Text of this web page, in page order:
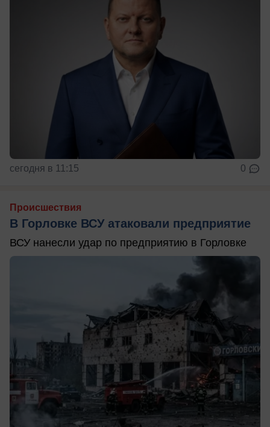
сегодня в 11:15 0
Происшествия
В Горловке ВСУ атаковали предприятие
ВСУ нанесли удар по предприятию в Горловке